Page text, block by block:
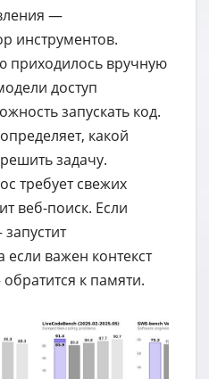
—
инструментов.
приходилось вручную
доступ
запускать код.
какой
задачу.
требует свежих
веб-поиск. Если
если важен контекст
к памяти.